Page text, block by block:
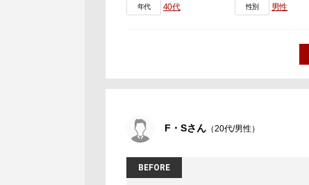
年代 40代 性別 男性
F・Sさん （20代/男性）
BEFORE